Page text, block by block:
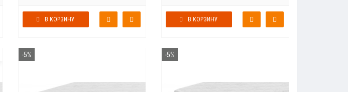
В КОРЗИНУ В КОРЗИНУ
-5% -5%